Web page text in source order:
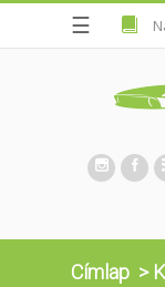
☰
Címlap >